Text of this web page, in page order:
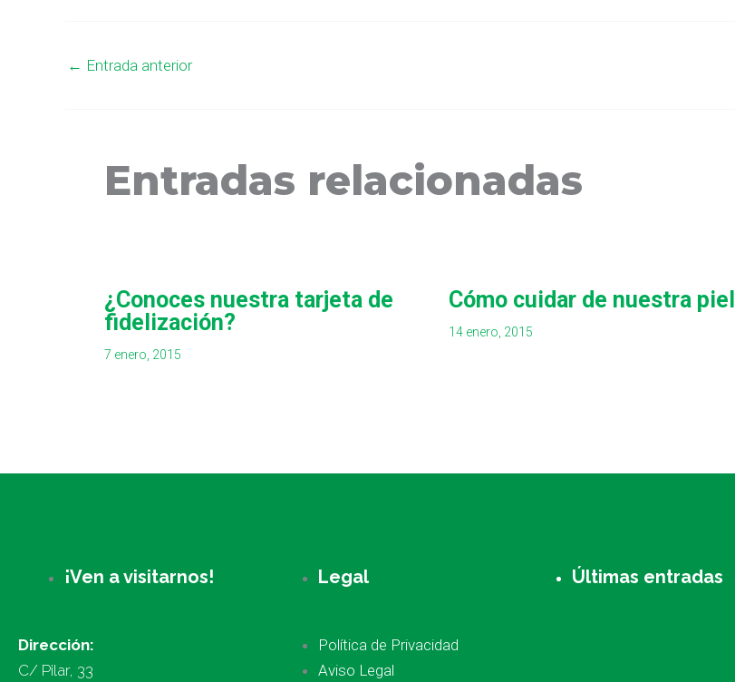
← Entrada anterior
Entradas relacionadas
¿Conoces nuestra tarjeta de
fidelización?
7 enero, 2015
Cómo cuidar de nuestra piel
14 enero, 2015
¡Ven a visitarnos!
Dirección:
C/ Pilar, 33
Legal
Política de Privacidad
Aviso Legal
Últimas entradas